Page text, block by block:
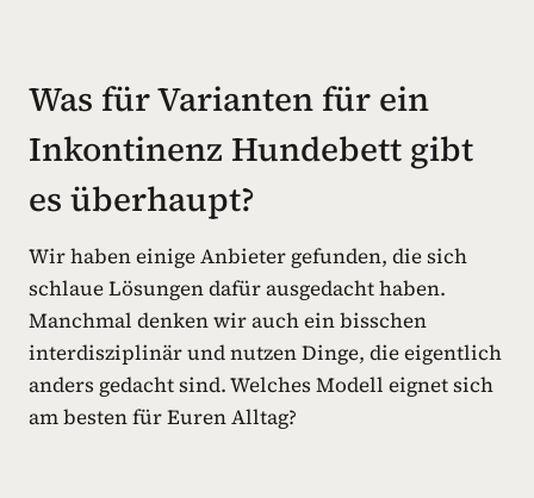
Was für Varianten für ein
Inkontinenz Hundebett gibt
es überhaupt?
Wir haben einige Anbieter gefunden, die sich
schlaue Lösungen dafür ausgedacht haben.
Manchmal denken wir auch ein bisschen
interdisziplinär und nutzen Dinge, die eigentlich
anders gedacht sind. Welches Modell eignet sich
am besten für Euren Alltag?